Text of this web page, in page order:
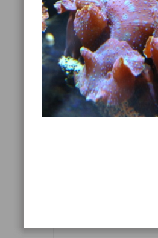
Canthigaster valentini
Détails